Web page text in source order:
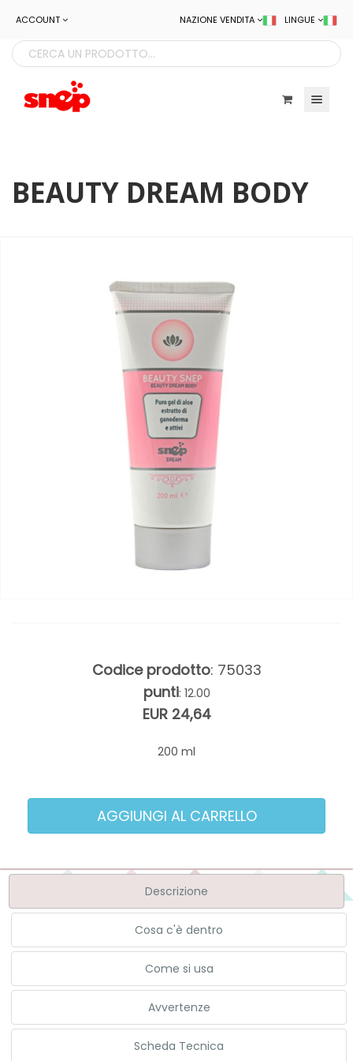
ACCOUNT LINGUE
NAZIONE VENDITA
BEAUTY DREAM BODY
Codice prodotto: 75033
punti: 12.00
EUR 24,64
200 ml
Descrizione
Cosa c'è dentro
Come si usa
Avvertenze
Scheda Tecnica